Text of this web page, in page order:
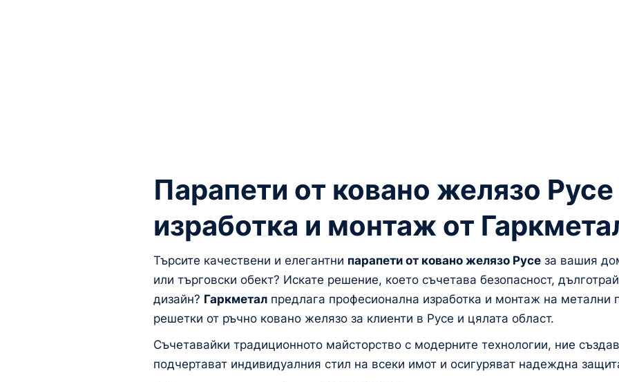
Парапети от ковано желязо Русе
изработка и монтаж от
Търсите качествени и елегантни парапети от ковано желязо Русе за вашия
или търговски обект? Искате решение, което съчетава безопасност,
дизайн? Гаркметал предлага професионална изработка и монтаж на метални
решетки от ръчно ковано желязо за клиенти в Русе и цялата област.
Съчетавайки традиционното майсторство с модерните технологии, ние
подчертават индивидуалния стил на всеки имот и осигуряват надеждна